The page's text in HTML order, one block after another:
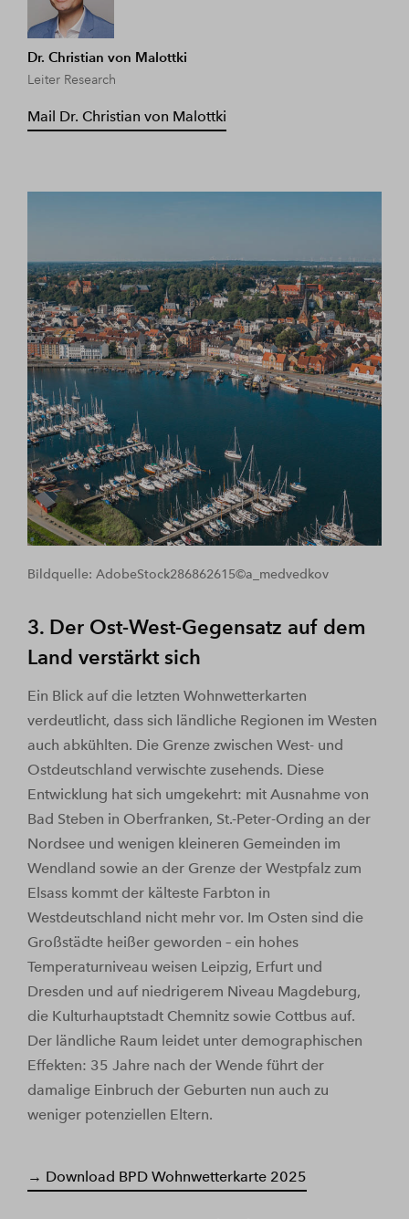
Dr. Christian von Malottki
Leiter Research
Mail Dr. Christian von Malottki
Bildquelle: AdobeStock286862615©a_medvedkov
3. Der Ost-West-Gegensatz auf dem
Land verstärkt sich
Ein Blick auf die letzten Wohnwetterkarten
verdeutlicht, dass sich ländliche Regionen im Westen
auch abkühlten. Die Grenze zwischen West- und
Ostdeutschland verwischte zusehends. Diese
Entwicklung hat sich umgekehrt: mit Ausnahme von
Bad Steben in Oberfranken, St.-Peter-Ording an der
Nordsee und wenigen kleineren Gemeinden im
Wendland sowie an der Grenze der Westpfalz zum
Elsass kommt der kälteste Farbton in
Westdeutschland nicht mehr vor. Im Osten sind die
Großstädte heißer geworden – ein hohes
Temperaturniveau weisen Leipzig, Erfurt und
Dresden und auf niedrigerem Niveau Magdeburg,
die Kulturhauptstadt Chemnitz sowie Cottbus auf.
Der ländliche Raum leidet unter demographischen
Effekten: 35 Jahre nach der Wende führt der
damalige Einbruch der Geburten nun auch zu
weniger potenziellen Eltern.
→ Download BPD Wohnwetterkarte 2025